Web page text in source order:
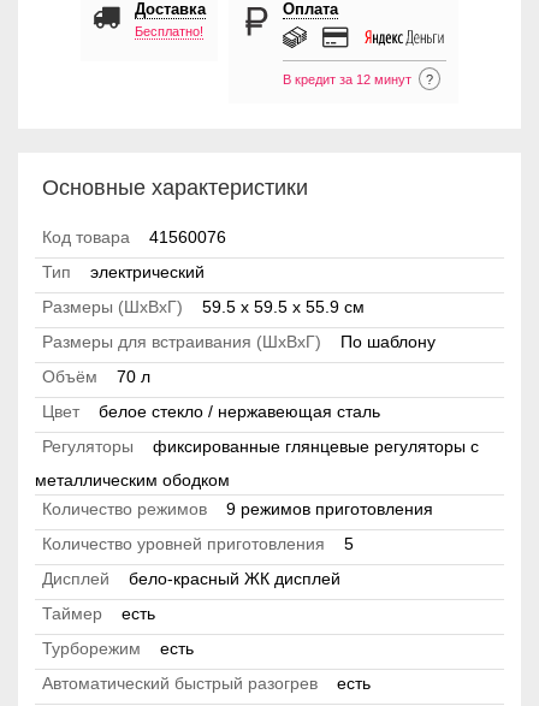
Доставка
Бесплатно!
Оплата
В кредит за 12 минут ?
Основные характеристики
Код товара
41560076
Тип
электрический
Размеры (ШхВхГ)
59.5 х 59.5 x 55.9 см
Размеры для встраивания (ШхВхГ)
По шаблону
Объём
70 л
Цвет
белое стекло / нержавеющая сталь
Регуляторы
фиксированные глянцевые регуляторы с
металлическим ободком
Количество режимов
9 режимов приготовления
Количество уровней приготовления
5
Дисплей
бело-красный ЖК дисплей
Таймер
есть
Турборежим
есть
Автоматический быстрый разогрев
есть